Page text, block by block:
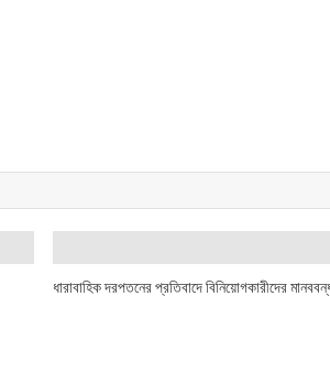
ধারাবাহিক দরপতনের প্রতিবাদে বিনিয়োগকারীদের